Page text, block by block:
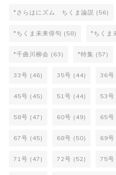
*さらはにズム ちくま論説 (56)
*ちくま未来俳句 (58) *ちくま
*千曲川柳会 (63) *特集 (57)
33号 (46) 35号 (44) 36号
45号 (45) 51号 (44) 53号
58号 (47) 60号 (49) 65号
67号 (45) 68号 (50) 69号
71号 (47) 72号 (52) 75号